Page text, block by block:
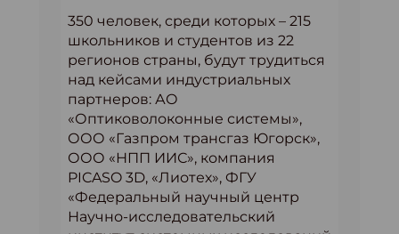
350 человек, среди которых – 215
школьников и студентов из 22
регионов страны, будут трудиться
над кейсами индустриальных
партнеров: АО
«Оптиковолоконные системы»,
ООО «Газпром трансгаз Югорск»,
ООО «НПП ИИС», компания
PICASO 3D, «Лиотех», ФГУ
«Федеральный научный центр
Научно-исследовательский